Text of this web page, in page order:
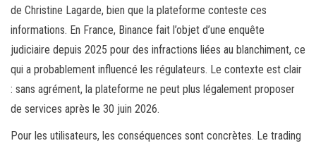
de Christine Lagarde, bien que la plateforme conteste ces
informations. En France, Binance fait l’objet d’une enquête
judiciaire depuis 2025 pour des infractions liées au blanchiment, ce
qui a probablement influencé les régulateurs. Le contexte est clair
: sans agrément, la plateforme ne peut plus légalement proposer
de services après le 30 juin 2026.
Pour les utilisateurs, les conséquences sont concrètes. Le trading